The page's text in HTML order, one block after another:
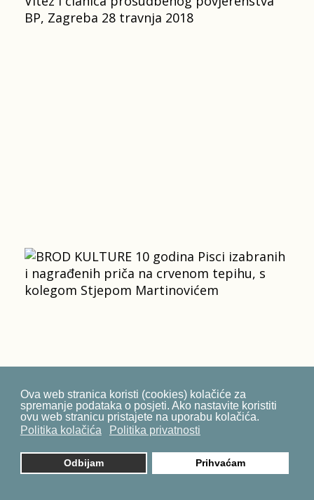
Ova web stranica koristi (cookies) kolačiće za
spremanje podataka o posjeti. Ako nastavite koristiti
ovu web stranicu pristajete na uporabu kolačića.
Politika kolačića
Politika privatnosti
Odbijam Prihvaćam